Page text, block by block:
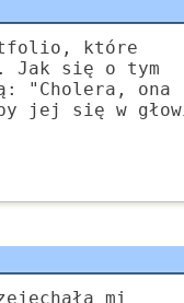
które
Jak się o tym
"Cholera, ona
jej się w
mi